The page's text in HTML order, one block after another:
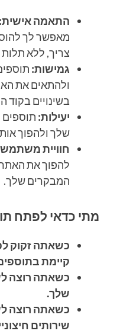
התאמה אישית:
מאפשר לך
צריך, ללא
גמישות:
ולהתאים את
בשינויים בקוד
יעילות: תוספים
שלך ולהפוך
חוויית
להפוך את האתר
המבקרים שלך.
מתי כדאי לפתח
כשאתה זקוק
קיימת
כשאתה רוצה
שלך.
כשאתה רוצה
שירותים